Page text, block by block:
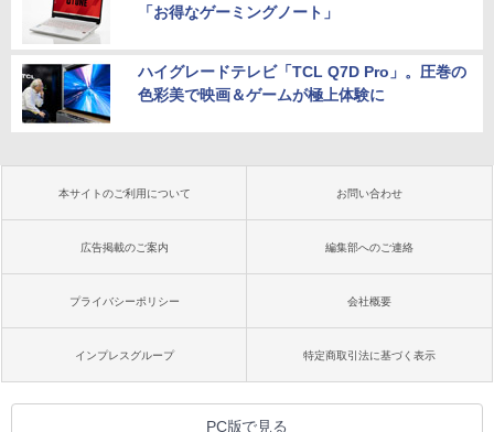
「お得なゲーミングノート」
ハイグレードテレビ「TCL Q7D Pro」。圧巻の
色彩美で映画＆ゲームが極上体験に
本サイトのご利用について お問い合わせ
広告掲載のご案内 編集部へのご連絡
プライバシーポリシー 会社概要
インプレスグループ 特定商取引法に基づく表示
PC版で見る